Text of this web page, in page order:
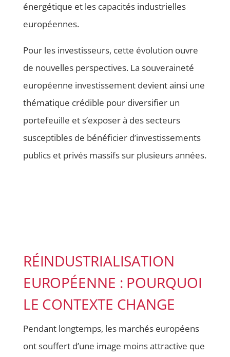
énergétique et les capacités industrielles
européennes.
Pour les investisseurs, cette évolution ouvre
de nouvelles perspectives. La souveraineté
européenne investissement devient ainsi une
thématique crédible pour diversifier un
portefeuille et s’exposer à des secteurs
susceptibles de bénéficier d’investissements
publics et privés massifs sur plusieurs années.
RÉINDUSTRIALISATION
EUROPÉENNE : POURQUOI
LE CONTEXTE CHANGE
Pendant longtemps, les marchés européens
ont souffert d’une image moins attractive que